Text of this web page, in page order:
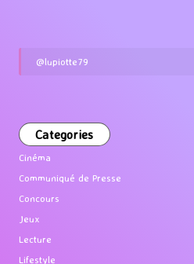
@lupiotte79
Categories
Cinéma
Communiqué de Presse
Concours
Jeux
Lecture
Lifestyle